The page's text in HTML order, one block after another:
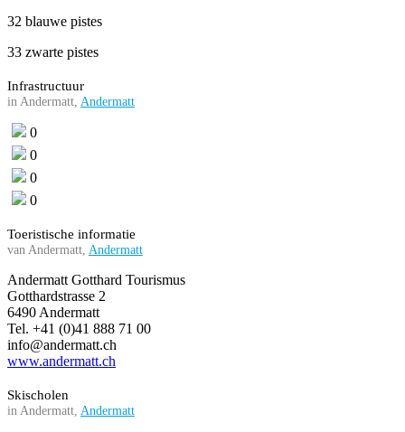
32 blauwe pistes
33 zwarte pistes
Infrastructuur
in Andermatt, Andermatt
0
0
0
0
Toeristische informatie
van Andermatt, Andermatt
Andermatt Gotthard Tourismus
Gotthardstrasse 2
6490 Andermatt
Tel. +41 (0)41 888 71 00
info@andermatt.ch
www.andermatt.ch
Skischolen
in Andermatt, Andermatt